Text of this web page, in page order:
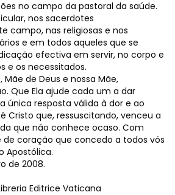
no campo da pastoral da saúde.
nos sacerdotes
campo, nas religiosas e nos
e em todos aqueles que se
efectiva em servir, no corpo e
e os necessitados.
de Deus e nossa Mãe,
Que Ela ajude cada um a dar
única resposta válida à dor e ao
Cristo que, ressuscitando, venceu a
que não conhece ocaso. Com
coração que concedo a todos vós
Apostólica.
de 2008.
Editrice Vaticana